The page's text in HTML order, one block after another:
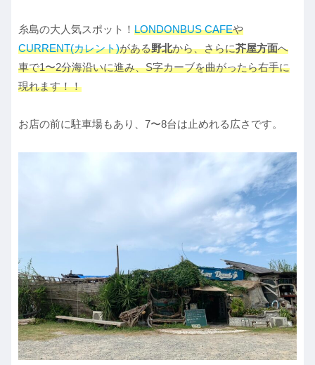
糸島の大人気スポット！ LONDONBUS CAFEや
CURRENT(カレント)がある野北から、さらに芥屋方面へ
車で1〜2分海沿いに進み、S字カーブを曲がったら右手に
現れます！！
お店の前に駐車場もあり、7〜8台は止めれる広さです。